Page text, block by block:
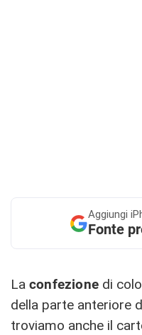
Aggiungi
Fonte
La confezione di
della parte anteriore
troviamo anche il